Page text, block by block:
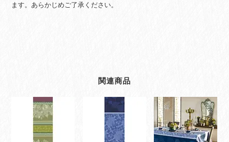
ます。あらかじめご了承ください。
関連商品